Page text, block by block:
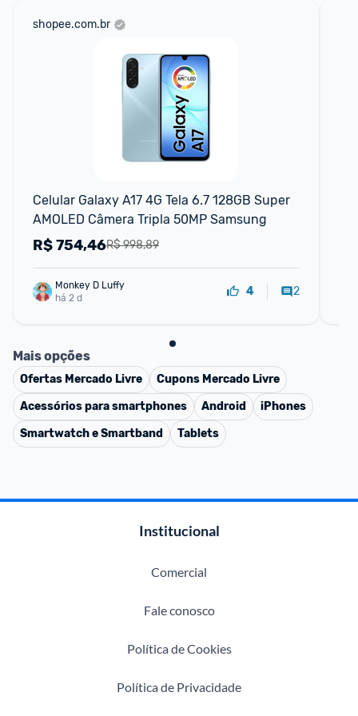
shopee.com.br
Celular Galaxy A17 4G Tela 6.7 128GB Super
AMOLED Câmera Tripla 50MP Samsung
R$ 998,89
R$754,46
Monkey D Luffy
há 2 d
4 2
Mais opções
Ofertas Mercado Livre Cupons Mercado Livre
Acessórios para smartphones
Android
iPhones
Smartwatch e Smartband
Tablets
Institucional
Comercial
Fale conosco
Política de Cookies
Política de Privacidade